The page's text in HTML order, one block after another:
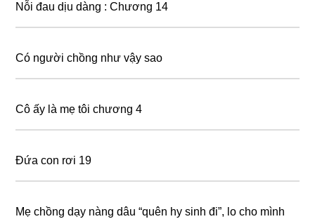
Nỗi đau dịu dàng : Chương 14
Có người chồng như vậy sao
Cô ấy là mẹ tôi chương 4
Đứa con rơi 19
Mẹ chồng dạy nàng dâu “quên hy sinh đi”, lo cho mình